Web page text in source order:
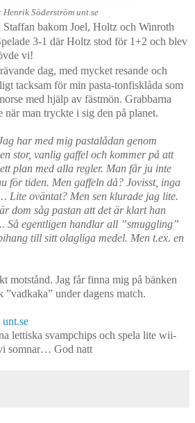
Henrik Söderström unt.se
Staffan bakom Joel, Holtz och Winroth
3-1 där Holtz stod för 1+2 och blev
vi!
dag, med mycket resande och
tacksam för min pasta-tonfisklåda som
med hjälp av fästmön. Grabbarna
när man tryckte i sig den på planet.
har med mig pastalådan genom
stor, vanlig gaffel och kommer på att
plan med alla regler. Man får ju inte
för tiden. Men gaffeln då? Jovisst, inga
Lite oväntat? Men sen klurade jag lite.
dom såg pastan att det är klart han
Så egentligen handlar all ”smuggling”
till sitt olagliga medel. Men t.ex. en
motstånd. Jag får finna mig på bänken
”vadkaka” under dagens match.
unt.se
lettiska svampchips och spela lite wii-
somnar… God natt